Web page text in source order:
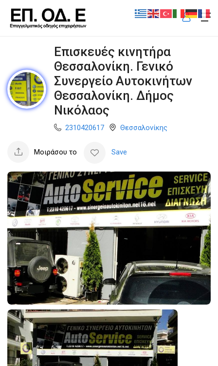
Επισκευές κινητήρα
Θεσσαλονίκη. Γενικό
Συνεργείο Αυτοκινήτων
Θεσσαλονίκη. Δήμος
Νικόλαος
2310420617 Θεσσαλονίκης
Μοιράσου το Save